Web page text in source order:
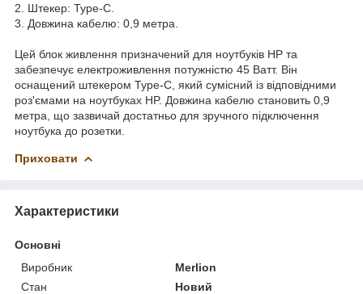
2. Штекер: Type-C.
3. Довжина кабелю: 0,9 метра.
Цей блок живлення призначений для ноутбуків HP та
забезпечує електроживлення потужністю 45 Ватт. Він
оснащений штекером Type-C, який сумісний із відповідними
роз'ємами на ноутбуках HP. Довжина кабелю становить 0,9
метра, що зазвичай достатньо для зручного підключення
ноутбука до розетки.
Приховати
Характеристики
Основні
Виробник
Merlion
Стан
Новий